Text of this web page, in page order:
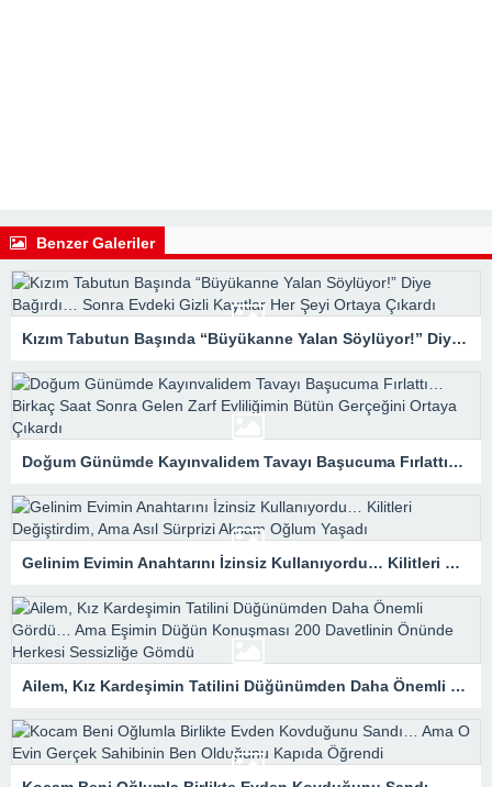
Benzer Galeriler
Kızım Tabutun Başında “Büyükanne Yalan Söylüyor!” Diye Bağırdı… Sonra Evdeki Gizli Kayıtlar Her Şeyi Ortaya Çıkardı
Doğum Günümde Kayınvalidem Tavayı Başucuma Fırlattı… Birkaç Saat Sonra Gelen Zarf Evliliğimin Bütün Gerçeğini Ortaya Çıkardı
Gelinim Evimin Anahtarını İzinsiz Kullanıyordu… Kilitleri Değiştirdim, Ama Asıl Sürprizi Akşam Oğlum Yaşadı
Ailem, Kız Kardeşimin Tatilini Düğünümden Daha Önemli Gördü… Ama Eşimin Düğün Konuşması 200 Davetlinin Önünde Herkesi Sessizliğe Gömdü